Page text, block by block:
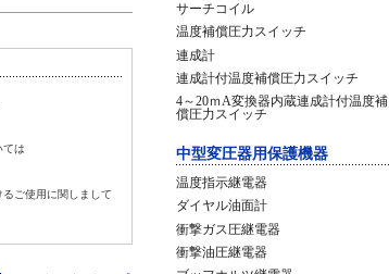
ては
ご使用に関しまして
サーチコイル
温度補償圧力スイッチ
連成計
連成計付温度補償圧力スイッチ
4～20ｍA変換器内蔵連成計付温度補
償圧力スイッチ
中型変圧器用保護機器
温度指示継電器
ダイヤル油面計
衝撃ガス圧継電器
衝撃油圧継電器